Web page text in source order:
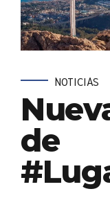
NOTICIAS
de